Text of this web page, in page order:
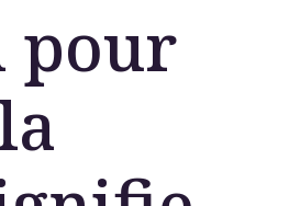
pour